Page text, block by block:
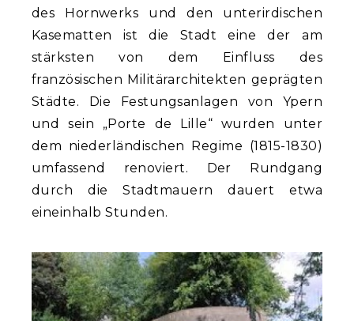
des Hornwerks und den unterirdischen
Kasematten ist die Stadt eine der am
stärksten von dem Einfluss des
französischen Militärarchitekten geprägten
Städte. Die Festungsanlagen von Ypern
und sein „Porte de Lille“ wurden unter
dem niederländischen Regime (1815-1830)
umfassend renoviert. Der Rundgang
durch die Stadtmauern dauert etwa
eineinhalb Stunden.